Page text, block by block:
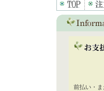
前払い・